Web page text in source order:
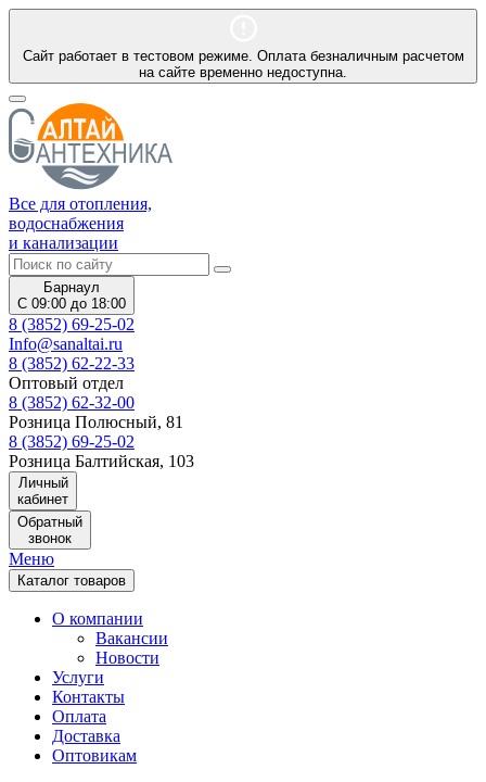
Сайт работает в тестовом режиме. Оплата безналичным расчетом
на сайте временно недоступна.
Все для отопления,
водоснабжения
и канализации
Барнаул
С 09:00 до 18:00
8 (3852) 69-25-02
Info@sanaltai.ru
8 (3852) 62-22-33
Оптовый отдел
8 (3852) 62-32-00
Розница Полюсный, 81
8 (3852) 69-25-02
Розница Балтийская, 103
Личный
кабинет
Обратный
звонок
Меню
Каталог товаров
О компании
Вакансии
Новости
Услуги
Контакты
Оплата
Доставка
Оптовикам